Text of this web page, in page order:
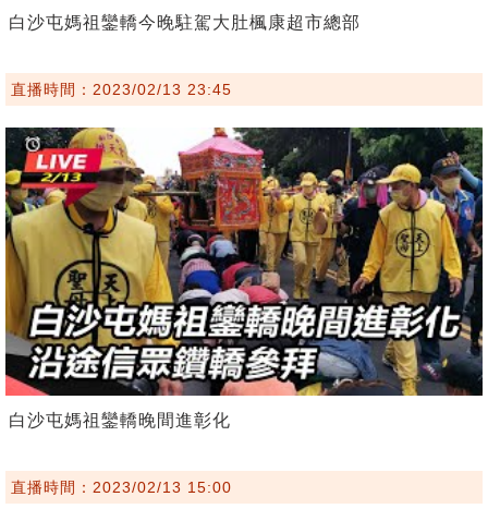
白沙屯媽祖鑾轎今晚駐駕大肚楓康超市總部
直播時間：2023/02/13 23:45
白沙屯媽祖鑾轎晚間進彰化
直播時間：2023/02/13 15:00